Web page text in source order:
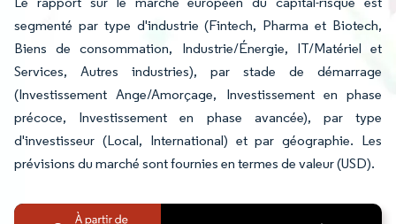
segmenté par type d'industrie (Fintech, Pharma et Biotech,
Biens de consommation, Industrie/Énergie, IT/Matériel et
Services, Autres industries), par stade de démarrage
(Investissement Ange/Amorçage, Investissement en phase
précoce, Investissement en phase avancée), par type
d'investisseur (Local, International) et par géographie. Les
prévisions du marché sont fournies en termes de valeur (USD).